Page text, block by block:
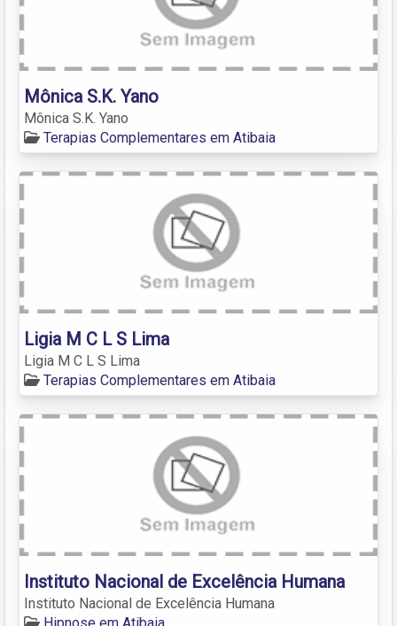
Mônica S.K. Yano
Mônica S.K. Yano
Terapias Complementares em Atibaia
Ligia M C L S Lima
Ligia M C L S Lima
Terapias Complementares em Atibaia
Instituto Nacional de Excelência Humana
Instituto Nacional de Excelência Humana
Hipnose em Atibaia